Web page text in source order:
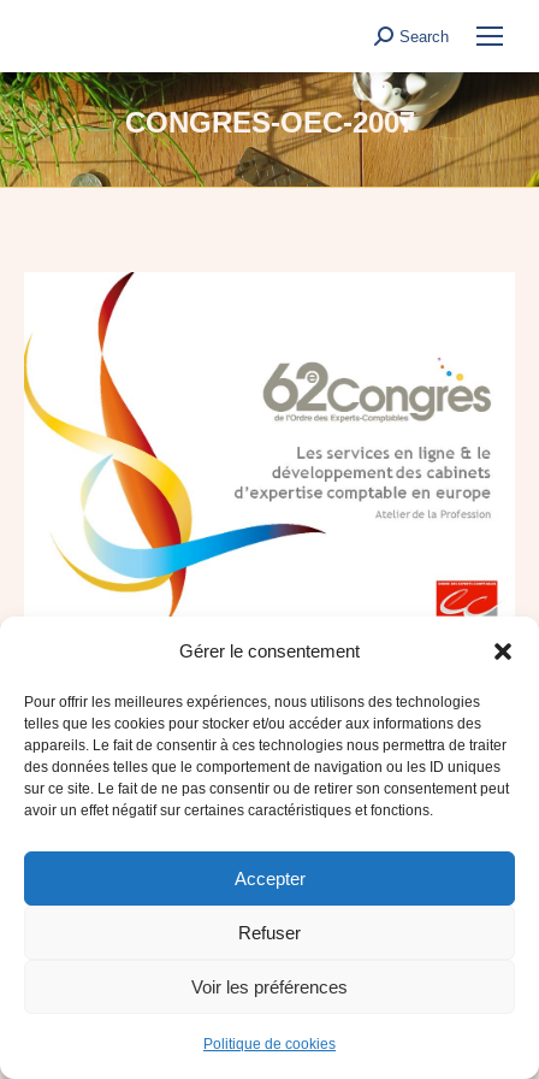
Gérer le consentement
Pour offrir les meilleures expériences, nous utilisons des technologies
telles que les cookies pour stocker et/ou accéder aux informations des
appareils. Le fait de consentir à ces technologies nous permettra de traiter
des données telles que le comportement de navigation ou les ID uniques
sur ce site. Le fait de ne pas consentir ou de retirer son consentement peut
avoir un effet négatif sur certaines caractéristiques et fonctions.
Accepter
Refuser
Voir les préférences
Politique de cookies
Search:
Search
CONGRES-OEC-2007
pascalebegat.com
pascalzigang.net